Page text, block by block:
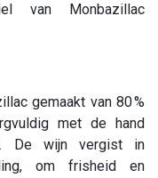
van Monbazillac
gemaakt van 80 %
met de hand
De wijn vergist in
om frisheid en